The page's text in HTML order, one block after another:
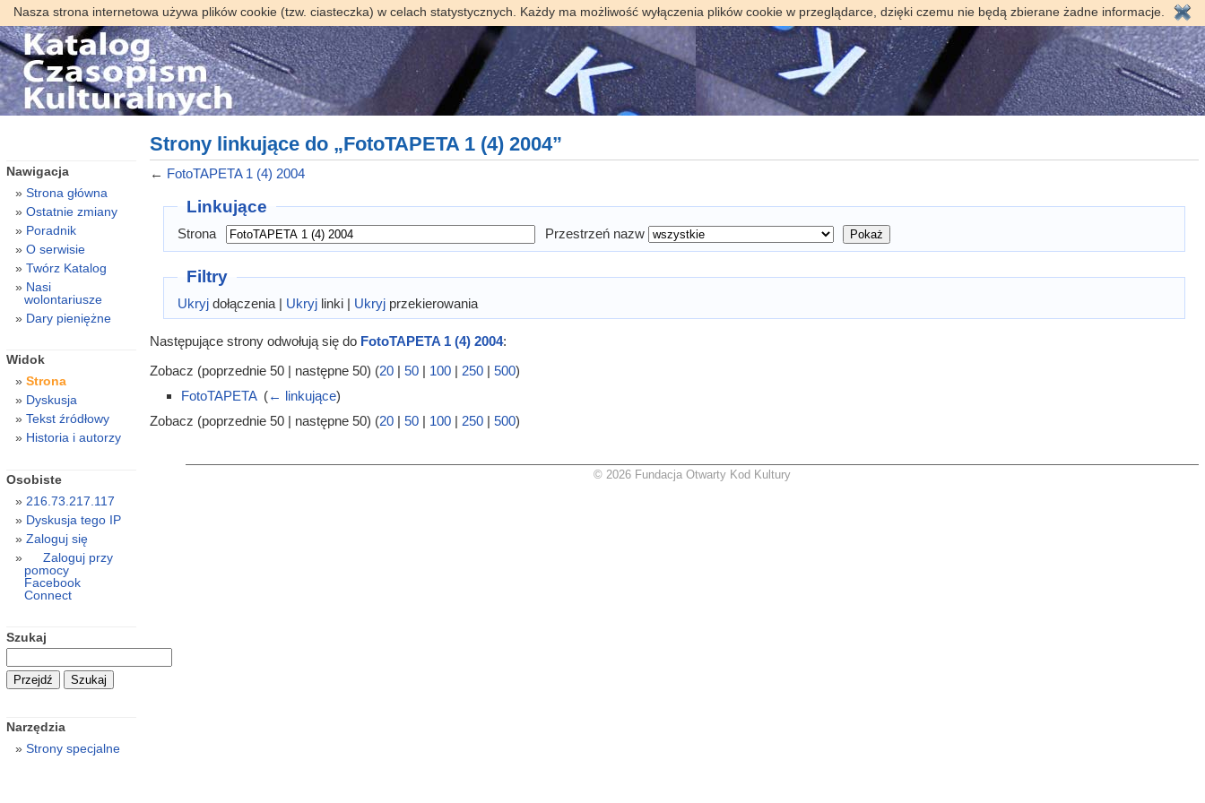
Nasza strona internetowa używa plików cookie (tzw. ciasteczka) w celach statystycznych. Każdy ma możliwość wyłączenia plików cookie w przeglądarce, dzięki czemu nie będą zbierane żadne informacje.
Strony linkujące do „FotoTAPETA 1 (4) 2004”
← FotoTAPETA 1 (4) 2004
Linkujące
Strona Przestrzeń nazw
Filtry
Ukryj dołączenia | Ukryj linki | Ukryj przekierowania
Następujące strony odwołują się do FotoTAPETA 1 (4) 2004:
Zobacz (poprzednie 50 | następne 50) (20| 50| 100| 250| 500)
FotoTAPETA‎ (← linkujące)
Zobacz (poprzednie 50 | następne 50) (20| 50| 100| 250| 500)
Nawigacja
Strona główna
Ostatnie zmiany
Poradnik
O serwisie
Twórz Katalog
Nasi
wolontariusze
Dary pieniężne
Widok
Strona
Dyskusja
Tekst źródłowy
Historia i autorzy
Osobiste
216.73.217.117
Dyskusja tego IP
Zaloguj się
Zaloguj przy
pomocy
Facebook
Connect
Szukaj
Narzędzia
Strony specjalne
© 2026 Fundacja Otwarty Kod Kultury